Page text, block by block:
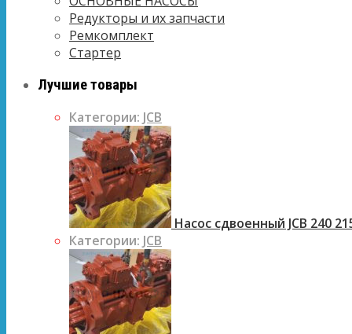
Редукторы и их запчасти
Ремкомплект
Стартер
Лучшие товары
Категории: JCB
Насос сдвоенный JCB 240
Категории: JCB